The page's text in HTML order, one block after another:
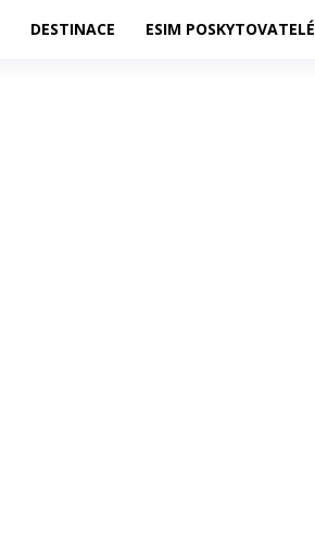
DESTINACE ESIM POSKYTOVATELÉ